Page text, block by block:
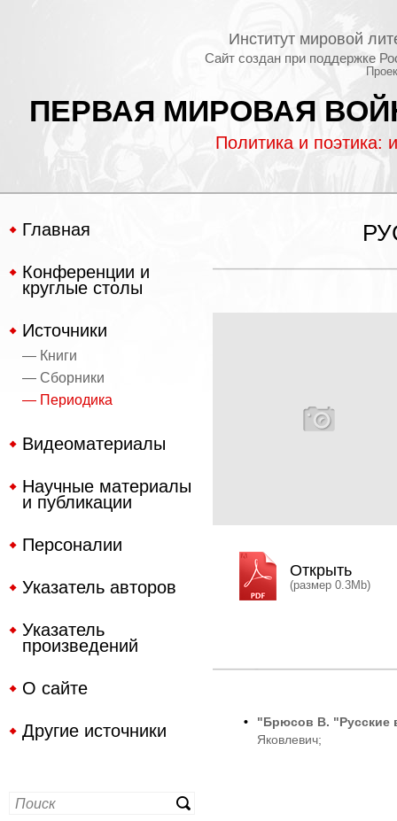
Институт мировой
Сайт создан при поддержке
ПЕРВАЯ МИРОВАЯ
Политика и поэтика:
Главная
Конференции и
круглые столы
Источники
— Книги
— Сборники
— Периодика
Видеоматериалы
Научные материалы
и публикации
Персоналии
Указатель авторов
Указатель
произведений
О сайте
Другие источники
Открыть
(размер 0.3Mb)
•
"Брюсов В. "Русские
Яковлевич;